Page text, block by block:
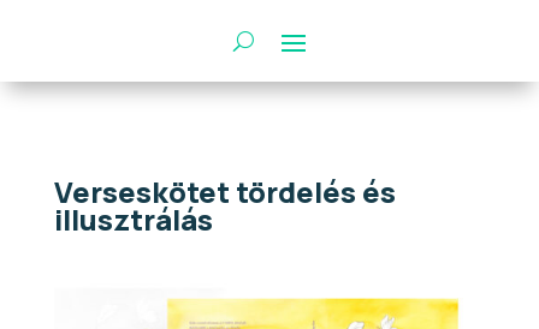
Verseskötet tördelés és
illusztrálás